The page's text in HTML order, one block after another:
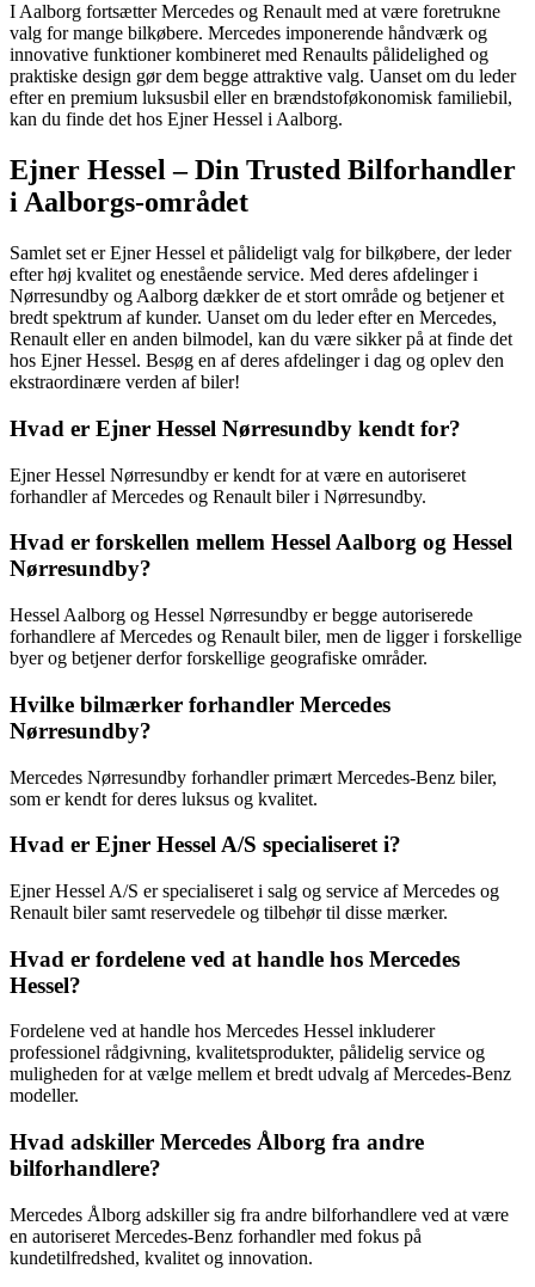
I Aalborg fortsætter Mercedes og Renault med at være foretrukne
valg for mange bilkøbere. Mercedes imponerende håndværk og
innovative funktioner kombineret med Renaults pålidelighed og
praktiske design gør dem begge attraktive valg. Uanset om du leder
efter en premium luksusbil eller en brændstoføkonomisk familiebil,
kan du finde det hos Ejner Hessel i Aalborg.
Ejner Hessel – Din Trusted Bilforhandler
i Aalborgs-området
Samlet set er Ejner Hessel et pålideligt valg for bilkøbere, der leder
efter høj kvalitet og enestående service. Med deres afdelinger i
Nørresundby og Aalborg dækker de et stort område og betjener et
bredt spektrum af kunder. Uanset om du leder efter en Mercedes,
Renault eller en anden bilmodel, kan du være sikker på at finde det
hos Ejner Hessel. Besøg en af deres afdelinger i dag og oplev den
ekstraordinære verden af biler!
Hvad er Ejner Hessel Nørresundby kendt for?
Ejner Hessel Nørresundby er kendt for at være en autoriseret
forhandler af Mercedes og Renault biler i Nørresundby.
Hvad er forskellen mellem Hessel Aalborg og Hessel
Nørresundby?
Hessel Aalborg og Hessel Nørresundby er begge autoriserede
forhandlere af Mercedes og Renault biler, men de ligger i forskellige
byer og betjener derfor forskellige geografiske områder.
Hvilke bilmærker forhandler Mercedes
Nørresundby?
Mercedes Nørresundby forhandler primært Mercedes-Benz biler,
som er kendt for deres luksus og kvalitet.
Hvad er Ejner Hessel A/S specialiseret i?
Ejner Hessel A/S er specialiseret i salg og service af Mercedes og
Renault biler samt reservedele og tilbehør til disse mærker.
Hvad er fordelene ved at handle hos Mercedes
Hessel?
Fordelene ved at handle hos Mercedes Hessel inkluderer
professionel rådgivning, kvalitetsprodukter, pålidelig service og
muligheden for at vælge mellem et bredt udvalg af Mercedes-Benz
modeller.
Hvad adskiller Mercedes Ålborg fra andre
bilforhandlere?
Mercedes Ålborg adskiller sig fra andre bilforhandlere ved at være
en autoriseret Mercedes-Benz forhandler med fokus på
kundetilfredshed, kvalitet og innovation.